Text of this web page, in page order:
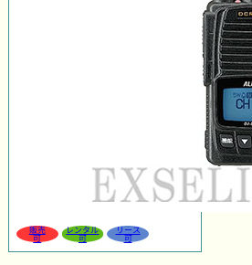
販売
可
レンタル
可
リース
可